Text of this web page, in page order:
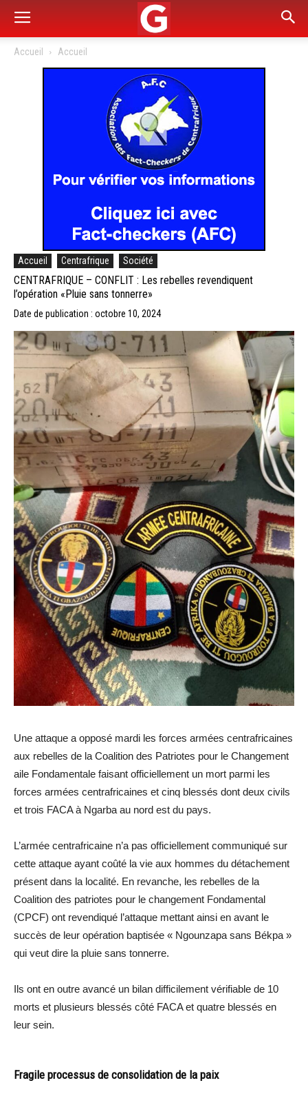
Accueil Accueil
Accueil Centrafrique Société
CENTRAFRIQUE – CONFLIT : Les rebelles revendiquent
l’opération «Pluie sans tonnerre»
Date de publication : octobre 10, 2024
Une attaque a opposé mardi les forces armées centrafricaines
aux rebelles de la Coalition des Patriotes pour le Changement
aile Fondamentale faisant officiellement un mort parmi les
forces armées centrafricaines et cinq blessés dont deux civils
et trois FACA à Ngarba au nord est du pays.
L’armée centrafricaine n’a pas officiellement communiqué sur
cette attaque ayant coûté la vie aux hommes du détachement
présent dans la localité. En revanche, les rebelles de la
Coalition des patriotes pour le changement Fondamental
(CPCF) ont revendiqué l’attaque mettant ainsi en avant le
succès de leur opération baptisée « Ngounzapa sans Békpa »
qui veut dire la pluie sans tonnerre.
Ils ont en outre avancé un bilan difficilement vérifiable de 10
morts et plusieurs blessés côté FACA et quatre blessés en
leur sein.
Fragile processus de consolidation de la paix